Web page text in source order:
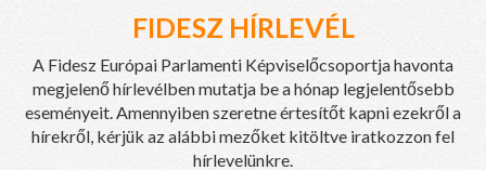
FIDESZ HÍRLEVÉL
A Fidesz Európai Parlamenti Képviselőcsoportja havonta
megjelenő hírlevélben mutatja be a hónap legjelentősebb
eseményeit. Amennyiben szeretne értesítőt kapni ezekről a
hírekről, kérjük az alábbi mezőket kitöltve iratkozzon fel
hírlevelünkre.